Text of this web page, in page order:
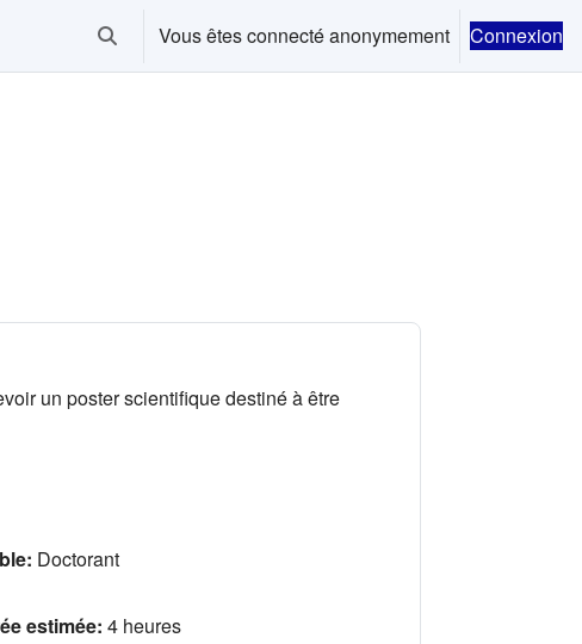
Activer/désactiver la saisie de recherche
Vous êtes connecté anonymement Connexion
un poster scientifique destiné à être
: Doctorant
estimée: 4 heures